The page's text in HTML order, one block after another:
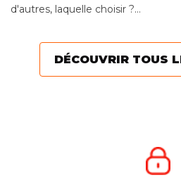
d'autres, laquelle choisir ?
essence correspond le...
DÉCOUVRIR TOUS